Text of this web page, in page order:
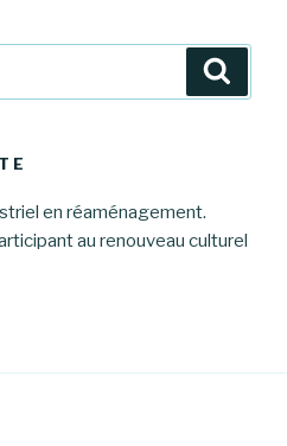
en réaménagement.
au renouveau culturel